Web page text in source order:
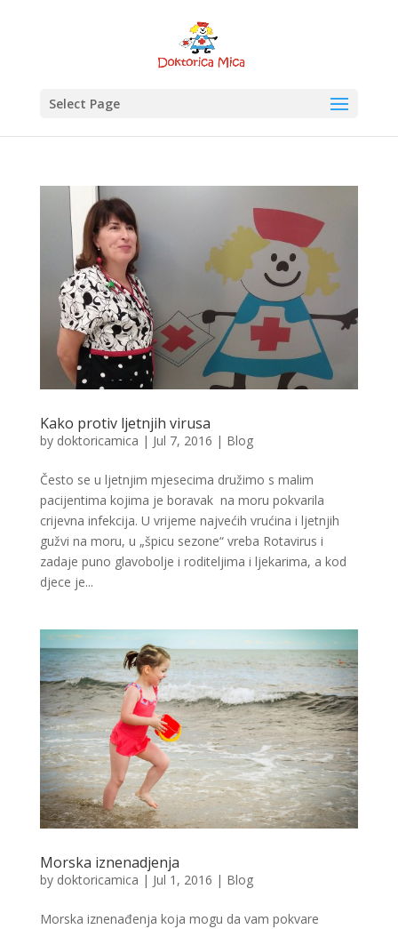
Select Page
Kako protiv ljetnjih virusa
by doktoricamica | Jul 7, 2016 | Blog
Često se u ljetnjim mjesecima družimo s malim
pacijentima kojima je boravak na moru pokvarila
crijevna infekcija. U vrijeme najvećih vrućina i ljetnjih
gužvi na moru, u „špicu sezone“ vreba Rotavirus i
zadaje puno glavobolje i roditeljima i ljekarima, a kod
djece je...
Morska iznenadjenja
by doktoricamica | Jul 1, 2016 | Blog
Morska iznenađenja koja mogu da vam pokvare